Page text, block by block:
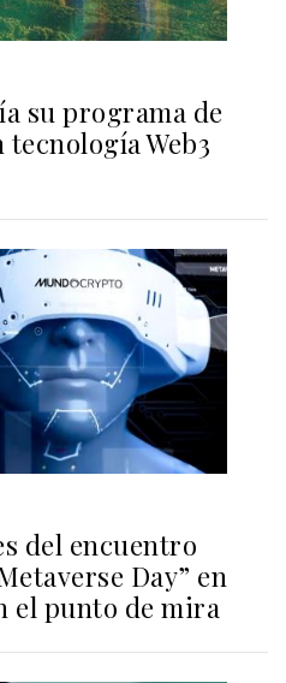
su programa de
Web3
del encuentro
Day” en
el punto de mira